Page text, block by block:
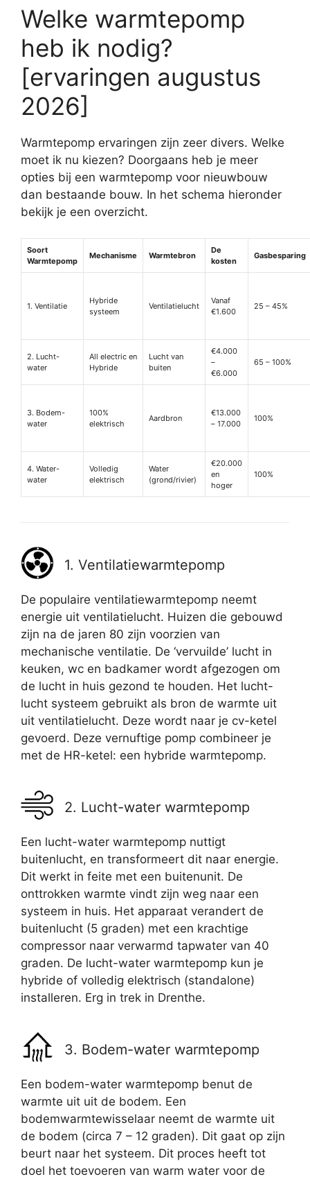
Welke warmtepomp
heb ik nodig?
[ervaringen augustus
2026]
Warmtepomp ervaringen zijn zeer divers. Welke
moet ik nu kiezen? Doorgaans heb je meer
opties bij een warmtepomp voor nieuwbouw
dan bestaande bouw. In het schema hieronder
bekijk je een overzicht.
Soort
Warmtepomp
Mechanisme Warmtebron
De
kosten
Gasbesparing
1. Ventilatie
Hybride
systeem
Ventilatielucht
Vanaf
€1.600
25 – 45%
2. Lucht-
water
All electric en
Hybride
Lucht van
buiten
€4.000
–
€6.000
65 – 100%
3. Bodem-
water
100%
elektrisch
Aardbron
€13.000
– 17.000
100%
4. Water-
water
Volledig
elektrisch
Water
(grond/rivier)
€20.000
en
hoger
100%
1. Ventilatiewarmtepomp
De populaire ventilatiewarmtepomp neemt
energie uit ventilatielucht. Huizen die gebouwd
zijn na de jaren 80 zijn voorzien van
mechanische ventilatie. De ‘vervuilde’ lucht in
keuken, wc en badkamer wordt afgezogen om
de lucht in huis gezond te houden. Het lucht-
lucht systeem gebruikt als bron de warmte uit
uit ventilatielucht. Deze wordt naar je cv-ketel
gevoerd. Deze vernuftige pomp combineer je
met de HR-ketel: een hybride warmtepomp.
2. Lucht-water warmtepomp
Een lucht-water warmtepomp nuttigt
buitenlucht, en transformeert dit naar energie.
Dit werkt in feite met een buitenunit. De
onttrokken warmte vindt zijn weg naar een
systeem in huis. Het apparaat verandert de
buitenlucht (5 graden) met een krachtige
compressor naar verwarmd tapwater van 40
graden. De lucht-water warmtepomp kun je
hybride of volledig elektrisch (standalone)
installeren. Erg in trek in Drenthe.
3. Bodem-water warmtepomp
Een bodem-water warmtepomp benut de
warmte uit uit de bodem. Een
bodemwarmtewisselaar neemt de warmte uit
de bodem (circa 7 – 12 graden). Dit gaat op zijn
beurt naar het systeem. Dit proces heeft tot
doel het toevoeren van warm water voor de